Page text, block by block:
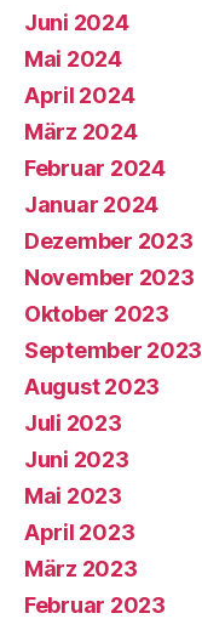
Juni 2024
Mai 2024
April 2024
März 2024
Februar 2024
Januar 2024
Dezember 2023
November 2023
Oktober 2023
September 2023
August 2023
Juli 2023
Juni 2023
Mai 2023
April 2023
März 2023
Februar 2023